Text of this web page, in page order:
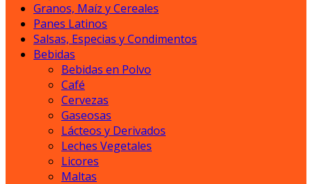
Granos, Maíz y Cereales
Panes Latinos
Salsas, Especias y Condimentos
Bebidas
Bebidas en Polvo
Café
Cervezas
Gaseosas
Lácteos y Derivados
Leches Vegetales
Licores
Maltas